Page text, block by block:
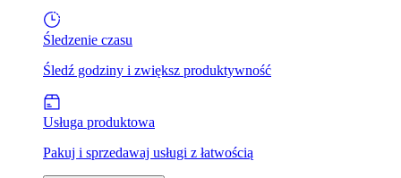
Śledzenie czasu
Śledź godziny i zwiększ produktywność
Usługa produktowa
Pakuj i sprzedawaj usługi z łatwością